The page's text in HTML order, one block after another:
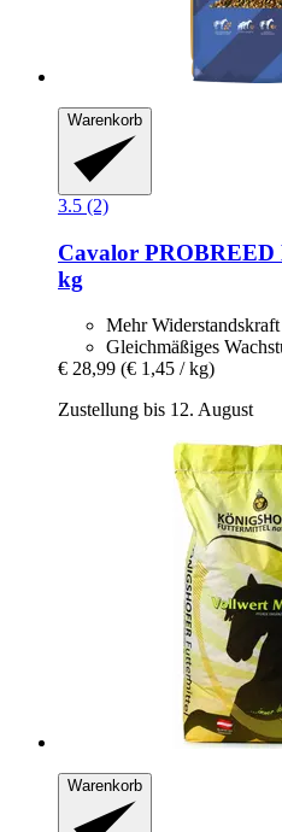
Warenkorb
3.5 (2)
Cavalor PROBREED
kg
Mehr Widerstandskraft
Gleichmäßiges
€ 28,99 (€ 1,45 / kg)
Zustellung bis 12. August
Warenkorb